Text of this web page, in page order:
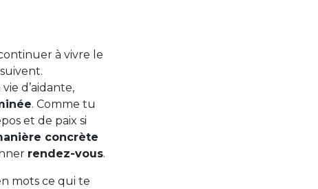
à vivre le
d’aidante,
. Comme tu
et de paix si
concrète
rendez-vous.
mots ce qui te